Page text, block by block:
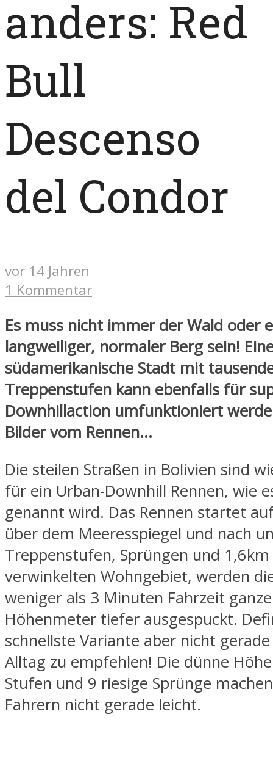
anders: Red
Bull
Descenso
del Condor
vor 14 Jahren
1 Kommentar
Es muss nicht immer der Wald oder
langweiliger, normaler Berg sein!
südamerikanische Stadt mit
Treppenstufen kann ebenfalls für
Downhillaction umfunktioniert
Bilder vom Rennen…
Die steilen Straßen in Bolivien sind
für ein Urban-Downhill Rennen, wie
genannt wird. Das Rennen startet
über dem Meeresspiegel und nach
Treppenstufen, Sprüngen und
verwinkelten Wohngebiet, werden
weniger als 3 Minuten Fahrzeit
Höhenmeter tiefer ausgespuckt.
schnellste Variante aber nicht
Alltag zu empfehlen! Die dünne
Stufen und 9 riesige Sprünge
Fahrern nicht gerade leicht.